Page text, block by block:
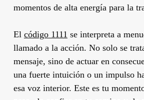
momentos de alta energía para la
El código 1111 se interpreta a
llamado a la acción. No solo se
mensaje, sino de actuar en
una fuerte intuición o un impulso
esa voz interior. Este es tu